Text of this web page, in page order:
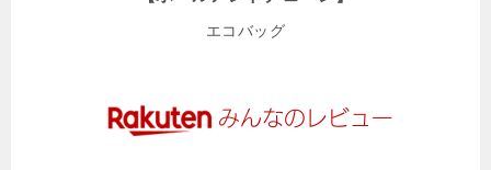
エコバッグ